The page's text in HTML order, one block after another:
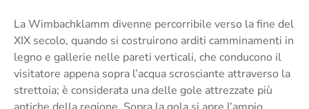
La Wimbachklamm divenne percorribile verso la fine del
XIX secolo, quando si costruirono arditi camminamenti in
legno e gallerie nelle pareti verticali, che conducono il
visitatore appena sopra l’acqua scrosciante attraverso la
strettoia; è considerata una delle gole attrezzate più